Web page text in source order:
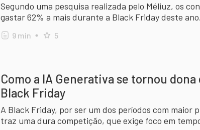
Segundo uma pesquisa realizada pelo Méliuz, os
gastar 62% a mais durante a Black Friday deste
9 min 5
Como a IA Generativa se tornou
Black Friday
A Black Friday, por ser um dos períodos com maior
traz uma dura competição, que exige foco em